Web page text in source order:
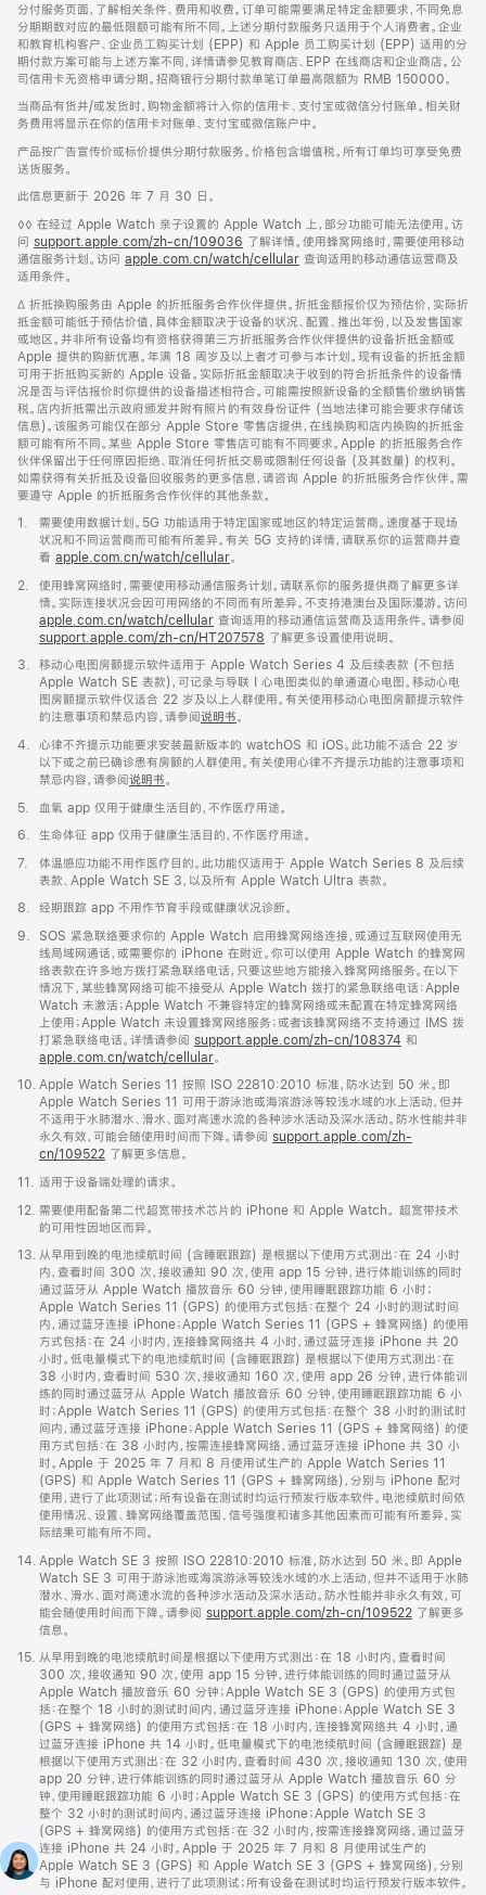
分付服务页面，了解相关条件、费用和收费。订单可能需要满足特定金额要求，不同免息
分期期数对应的最低限额可能有所不同。上述分期付款服务只适用于个人消费者。企业
和教育机构客户、企业员工购买计划 (EPP) 和 Apple 员工购买计划 (EPP) 适用的分
期付款方案可能与上述方案不同，详情请参见教育商店、EPP 在线商店和企业商店。公
司信用卡无资格申请分期。招商银行分期付款单笔订单最高限额为 RMB 150000。
当商品有货并/或发货时，购物金额将计入你的信用卡、支付宝或微信分付账单。相关财
务费用将显示在你的信用卡对账单、支付宝或微信账户中。
产品按广告宣传价或标价提供分期付款服务。价格包含增值税。所有订单均可享受免费
送货服务。
此信息更新于 2026 年 7 月 30 日。
脚
注
◊◊ 在经过 Apple Watch 亲子设置的 Apple Watch 上，部分功能可能无法使用。访
问 support.apple.com/zh-cn/109036 (在
新
中
打
开)
了解详情。使用蜂窝网络时，需要使用移动
通信服务计划。访问 apple.com.cn/watch/cellular 查询适用的移动通信运营商及
适用条件。
脚
注
∆ 折抵换购服务由 Apple 的折抵服务合作伙伴提供。折抵金额报价仅为预估价，实际折
抵金额可能低于预估价值，具体金额取决于设备的状况、配置、推出年份，以及发售国家
或地区。并非所有设备均有资格获得第三方折抵服务合作伙伴提供的设备折抵金额或
Apple 提供的购新优惠。年满 18 周岁及以上者才可参与本计划。现有设备的折抵金额
可用于折抵购买新的 Apple 设备。实际折抵金额取决于收到的符合折抵条件的设备情
况是否与评估报价时你提供的设备描述相符合。可能需按照新设备的全额售价缴纳销售
税。店内折抵需出示政府颁发并附有照片的有效身份证件 (当地法律可能会要求存储该
信息)。该服务可能仅在部分 Apple Store 零售店提供，在线换购和店内换购的折抵金
额可能有所不同。某些 Apple Store 零售店可能有不同要求。Apple 的折抵服务合作
伙伴保留出于任何原因拒绝、取消任何折抵交易或限制任何设备 (及其数量) 的权利。
如需获得有关折抵及设备回收服务的更多信息，请咨询 Apple 的折抵服务合作伙伴。需
要遵守 Apple 的折抵服务合作伙伴的其他条款。
脚
1.
需要使用数据计划。5G 功能适用于特定国家或地区的特定运营商。速度基于现场
状况和不同运营商而可能有所差异。有关 5G 支持的详情，请联系你的运营商并查
看 apple.com.cn/watch/cellular。
脚
2.
使用蜂窝网络时，需要使用移动通信服务计划。请联系你的服务提供商了解更多详
情。实际连接状况会因可用网络的不同而有所差异。不支持港澳台及国际漫游。访问
apple.com.cn/watch/cellular 查询适用的移动通信运营商及适用条件。请参阅
support.apple.com/zh-cn/HT207578 (在
窗
口
中
开)
了解更多设置使用说明。
脚
3.
移动心电图房颤提示软件适用于 Apple Watch Series 4 及后续表款 (不包括
Apple Watch SE 表款)，可记录与导联 I 心电图类似的单通道心电图。移动心电
图房颤提示软件仅适合 22 岁及以上人群使用。有关使用移动心电图房颤提示软件
的注意事项和禁忌内容，请参阅 说明书。
脚
4.
心律不齐提示功能要求安装最新版本的 watchOS 和 iOS。此功能不适合 22 岁
以下或之前已确诊患有房颤的人群使用。有关使用心律不齐提示功能的注意事项和
禁忌内容，请参阅说明书。
脚
5. 血氧 app 仅用于健康生活目的，不作医疗用途。
脚
6. 生命体征 app 仅用于健康生活目的，不作医疗用途。
脚
7.
体温感应功能不用作医疗目的。此功能仅适用于 Apple Watch Series 8 及后续
表款、Apple Watch SE 3，以及所有 Apple Watch Ultra 表款。
脚
8. 经期跟踪 app 不用作节育手段或健康状况诊断。
脚
9.
SOS 紧急联络要求你的 Apple Watch 启用蜂窝网络连接，或通过互联网使用无
线局域网通话，或需要你的 iPhone 在附近。你可以使用 Apple Watch 的蜂窝网
络表款在许多地方拨打紧急联络电话，只要这些地方能接入蜂窝网络服务。在以下
情况下，某些蜂窝网络可能不接受从 Apple Watch 拨打的紧急联络电话：Apple
Watch 未激活；Apple Watch 不兼容特定的蜂窝网络或未配置在特定蜂窝网络
上使用；Apple Watch 未设置蜂窝网络服务；或者该蜂窝网络不支持通过 IMS 拨
打紧急联络电话。详情请参阅 support.apple.com/zh-cn/108374 (在
口
中
打
开)
和
apple.com.cn/watch/cellular。
脚
10. Apple Watch Series 11 按照 ISO 22810:2010 标准，防水达到 50 米。即
Apple Watch Series 11 可用于游泳池或海滨游泳等较浅水域的水上活动，但并
不适用于水肺潜水、滑水、面对高速水流的各种涉水活动及深水活动。防水性能并非
永久有效，可能会随使用时间而下降。请参阅 support.apple.com/zh-
cn/109522 了解更多信息。
脚
11. 适用于设备端处理的请求。
脚
12. 需要使用配备第二代超宽带技术芯片的 iPhone 和 Apple Watch。 超宽带技术
的可用性因地区而异。
脚
13.
从早用到晚的电池续航时间 (含睡眠跟踪) 是根据以下使用方式测出：在 24 小时
内，查看时间 300 次，接收通知 90 次，使用 app 15 分钟，进行体能训练的同时
通过蓝牙从 Apple Watch 播放音乐 60 分钟，使用睡眠跟踪功能 6 小时；
Apple Watch Series 11 (GPS) 的使用方式包括：在整个 24 小时的测试时间
内，通过蓝牙连接 iPhone；Apple Watch Series 11 (GPS + 蜂窝网络) 的使用
方式包括：在 24 小时内，连接蜂窝网络共 4 小时，通过蓝牙连接 iPhone 共 20
小时。低电量模式下的电池续航时间 (含睡眠跟踪) 是根据以下使用方式测出：在
38 小时内，查看时间 530 次，接收通知 160 次，使用 app 26 分钟，进行体能训
练的同时通过蓝牙从 Apple Watch 播放音乐 60 分钟，使用睡眠跟踪功能 6 小
时；Apple Watch Series 11 (GPS) 的使用方式包括：在整个 38 小时的测试时
间内，通过蓝牙连接 iPhone；Apple Watch Series 11 (GPS + 蜂窝网络) 的使
用方式包括：在 38 小时内，按需连接蜂窝网络，通过蓝牙连接 iPhone 共 30 小
时。Apple 于 2025 年 7 月和 8 月使用试生产的 Apple Watch Series 11
(GPS) 和 Apple Watch Series 11 (GPS + 蜂窝网络)，分别与 iPhone 配对
使用，进行了此项测试；所有设备在测试时均运行预发行版本软件。电池续航时间依
使用情况、设置、蜂窝网络覆盖范围、信号强度和诸多其他因素而可能有所差异，实
际结果可能有所不同。
脚
14.
Apple Watch SE 3 按照 ISO 22810:2010 标准，防水达到 50 米。即 Apple
Watch SE 3 可用于游泳池或海滨游泳等较浅水域的水上活动，但并不适用于水肺
潜水、滑水、面对高速水流的各种涉水活动及深水活动。防水性能并非永久有效，可
能会随使用时间而下降。请参阅 support.apple.com/zh-cn/109522 了解更多
信息。
脚
15. 从早用到晚的电池续航时间是根据以下使用方式测出：在 18 小时内，查看时间
300 次，接收通知 90 次，使用 app 15 分钟，进行体能训练的同时通过蓝牙从
Apple Watch 播放音乐 60 分钟；Apple Watch SE 3 (GPS) 的使用方式包
括：在整个 18 小时的测试时间内，通过蓝牙连接 iPhone；Apple Watch SE 3
(GPS + 蜂窝网络) 的使用方式包括：在 18 小时内，连接蜂窝网络共 4 小时，通
过蓝牙连接 iPhone 共 14 小时。低电量模式下的电池续航时间 (含睡眠跟踪) 是
根据以下使用方式测出：在 32 小时内，查看时间 430 次，接收通知 130 次，使用
app 20 分钟，进行体能训练的同时通过蓝牙从 Apple Watch 播放音乐 60 分
钟，使用睡眠跟踪功能 6 小时；Apple Watch SE 3 (GPS) 的使用方式包括：在
整个 32 小时的测试时间内，通过蓝牙连接 iPhone；Apple Watch SE 3
(GPS + 蜂窝网络) 的使用方式包括：在 32 小时内，按需连接蜂窝网络，通过蓝牙
连接 iPhone 共 24 小时。Apple 于 2025 年 7 月和 8 月使用试生产的
Apple Watch SE 3 (GPS) 和 Apple Watch SE 3 (GPS + 蜂窝网络)，分别
与 iPhone 配对使用，进行了此项测试；所有设备在测试时均运行预发行版本软件。